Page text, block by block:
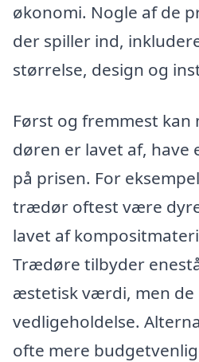
økonomi. Nogle af de
der spiller ind,
størrelse, design og
Først og fremmest kan
døren er lavet af, have
på prisen. For
trædør oftest være
lavet af
Trædøre tilbyder
æstetisk værdi, men
vedligeholdelse.
ofte mere